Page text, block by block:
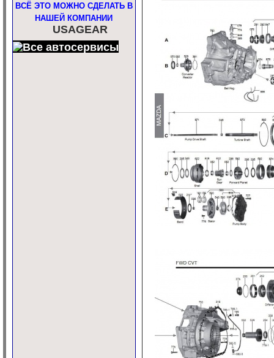
ВСЁ ЭТО МОЖНО СДЕЛАТЬ В
НАШЕЙ КОМПАНИИ
USAGEAR